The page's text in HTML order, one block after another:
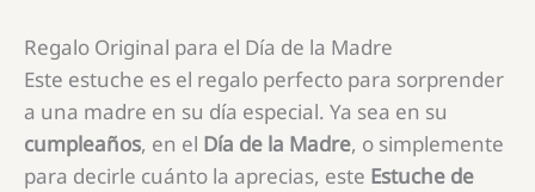
Regalo Original para el Día de la Madre
Este estuche es el regalo perfecto para sorprender
a una madre en su día especial. Ya sea en su
cumpleaños, en el Día de la Madre, o simplemente
para decirle cuánto la aprecias, este Estuche de